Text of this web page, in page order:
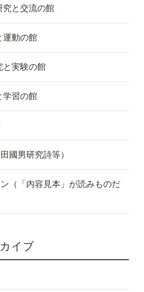
究と交流の館
運動の館
と実験の館
学習の館
國男研究詩等）
（「内容見本」が読みものだ
イブ